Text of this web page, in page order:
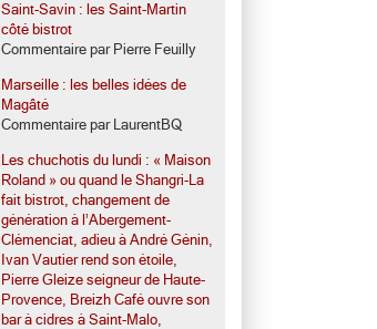
Saint-Savin : les Saint-Martin
côté bistrot
Commentaire par Pierre Feuilly
Marseille : les belles idées de
Magâté
Commentaire par LaurentBQ
Les chuchotis du lundi : « Maison
Roland » ou quand le Shangri-La
fait bistrot, changement de
génération à l’Abergement-
Clémenciat, adieu à André Génin,
Ivan Vautier rend son étoile,
Pierre Gleize seigneur de Haute-
Provence, Breizh Café ouvre son
bar à cidres à Saint-Malo,